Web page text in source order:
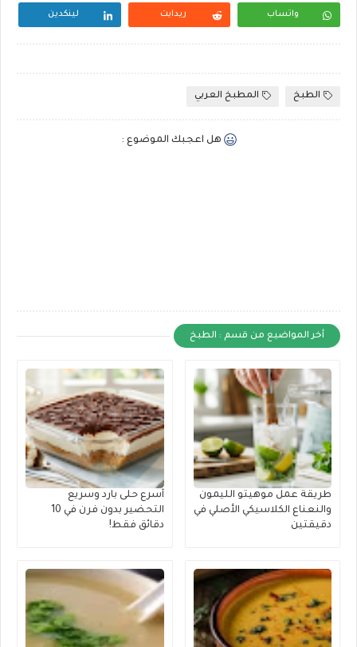
واتساب ريدايت لينكدين
الطبخ المطبخ العربي
هل اعجبك الموضوع :
أخر المواضيع من قسم : الطبخ
طريقة عمل موهيتو الليمون
والنعناع الكلاسيكي الأصلي في
دقيقتين
أسرع حلى بارد وسريع
التحضير بدون فرن في 10
دقائق فقط!